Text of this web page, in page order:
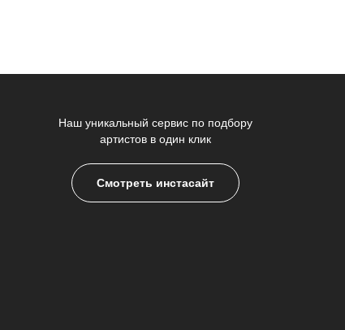
Наш уникальный сервис по подбору
артистов в один клик
Смотреть инстасайт